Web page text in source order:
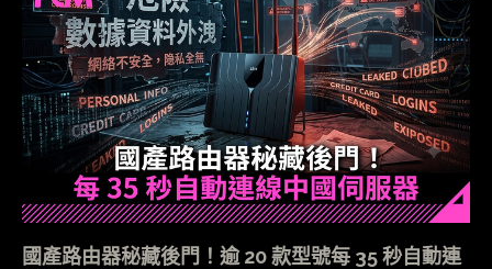
國產路由器秘藏後門！逾 20 款型號每 35 秒自動連